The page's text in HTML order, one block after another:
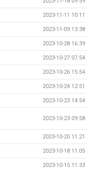
2023-11-11 10:11
2023-11-09 13:38
2023-10-28 16:39
2023-10-27 07:54
2023-10-26 15:54
2023-10-24 12:51
2023-10-23 14:54
2023-10-23 09:58
2023-10-20 11:21
2023-10-18 11:05
2023-10-15 11:33